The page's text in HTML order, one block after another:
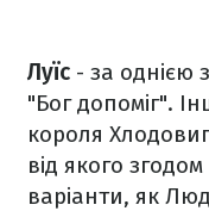
Луїс - за однією
"Бог допоміг".
короля
від якого
варіанти, як